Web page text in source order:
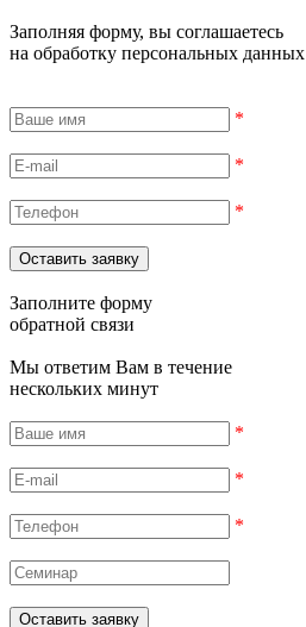
Заполняя форму, вы соглашаетесь
на обработку персональных данных
*
*
*
Заполните форму
обратной связи
Мы ответим Вам в течение
нескольких минут
*
*
*